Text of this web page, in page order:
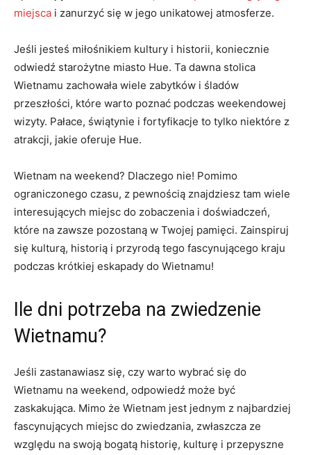
miejsca i zanurzyć⁢ się w jego unikatowej atmosferze.
Jeśli jesteś miłośnikiem ​kultury i historii, koniecznie
odwiedź ⁣starożytne miasto Hue. Ta ⁤dawna​ stolica
Wietnamu zachowała wiele ​zabytków i śladów
przeszłości, które warto poznać‌ podczas weekendowej
wizyty. Pałace, świątynie i fortyfikacje to tylko niektóre ⁣z
atrakcji, jakie oferuje‍ Hue.
Wietnam na weekend? Dlaczego​ nie!‍ Pomimo
ograniczonego czasu, z pewnością znajdziesz tam wiele
interesujących miejsc do zobaczenia​ i doświadczeń,
które⁤ na zawsze pozostaną w Twojej⁤ pamięci. ⁢Zainspiruj
⁣się kulturą, ‍historią‌ i⁢ przyrodą tego fascynującego kraju
podczas ​krótkiej eskapady do ⁢Wietnamu!
Ile dni ​potrzeba na zwiedzenie
Wietnamu?
Jeśli zastanawiasz się, czy ​warto wybrać ​się do⁢
Wietnamu na weekend, odpowiedź ​może⁤ być
zaskakująca. Mimo że Wietnam jest⁤ jednym z najbardziej
‍fascynujących⁢ miejsc do zwiedzania, ⁢zwłaszcza ze⁣
względu ‌na​ swoją bogatą historię, ​kulturę ‌i przepyszne